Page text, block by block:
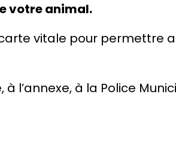
votre animal.
vitale pour permettre
l’annexe, à la Police